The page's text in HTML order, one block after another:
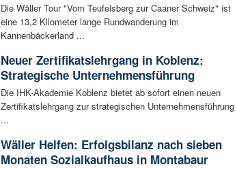
Die Wäller Tour "Vom Teufelsberg zur Caaner Schweiz" ist
eine 13,2 Kilometer lange Rundwanderung im
Kannenbäckerland ...
Neuer Zertifikatslehrgang in Koblenz:
Strategische Unternehmensführung
Die IHK-Akademie Koblenz bietet ab sofort einen neuen
Zertifikatslehrgang zur strategischen Unternehmensführung
...
Wäller Helfen: Erfolgsbilanz nach sieben
Monaten Sozialkaufhaus in Montabaur